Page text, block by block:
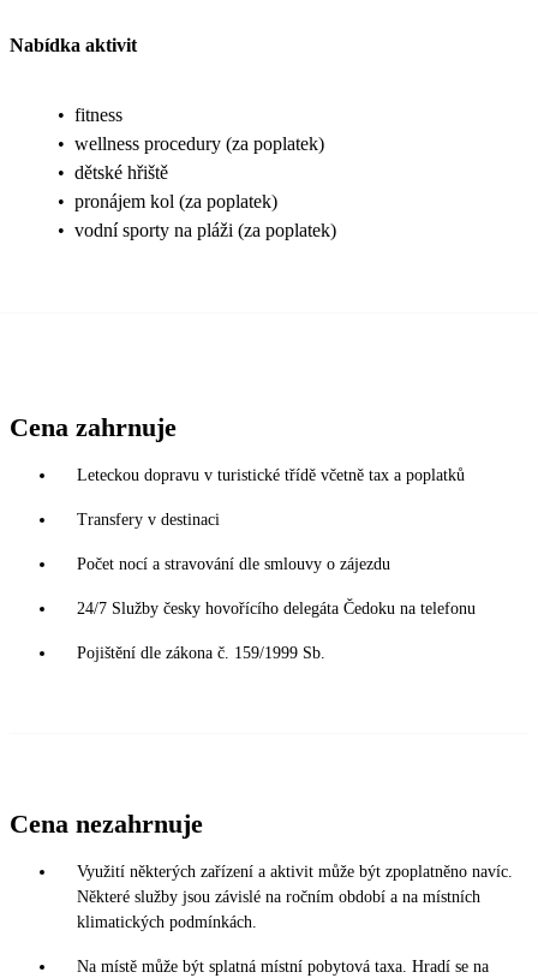
Nabídka aktivit
• fitness
• wellness procedury (za poplatek)
• dětské hřiště
• pronájem kol (za poplatek)
• vodní sporty na pláži (za poplatek)
Cena zahrnuje
Leteckou dopravu v turistické třídě včetně tax a poplatků
Transfery v destinaci
Počet nocí a stravování dle smlouvy o zájezdu
24/7 Služby česky hovořícího delegáta Čedoku na telefonu
Pojištění dle zákona č. 159/1999 Sb.
Cena nezahrnuje
Využití některých zařízení a aktivit může být zpoplatněno navíc.
Některé služby jsou závislé na ročním období a na místních
klimatických podmínkách.
Na místě může být splatná místní pobytová taxa. Hradí se na